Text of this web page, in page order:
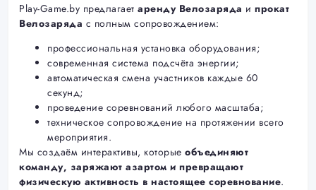
Play-Game.by предлагает аренду Велозаряда и прокат
Велозаряда с полным сопровождением:
профессиональная установка оборудования;
современная система подсчёта энергии;
автоматическая смена участников каждые 60
секунд;
проведение соревнований любого масштаба;
техническое сопровождение на протяжении всего
мероприятия.
Мы создаём интерактивы, которые объединяют
команду, заряжают азартом и превращают
физическую активность в настоящее соревнование.